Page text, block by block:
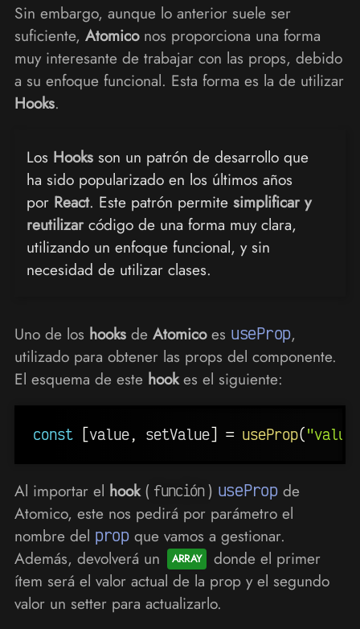
Sin embargo, aunque lo anterior suele ser
suficiente, Atomiconos proporciona una forma
muy interesante de trabajar con las props, debido
a su enfoque funcional. Esta forma es la de utilizar
Hooks.
Los Hooksson un patrón de desarrollo que
ha sido popularizado en los últimos años
por React. Este patrón permite simplificar y
reutilizarcódigo de una forma muy clara,
utilizando un enfoque funcional, y sin
necesidad de utilizar clases.
Uno de los hooksde Atomicoes useProp,
utilizado para obtener las props del componente.
El esquema de este hookes el siguiente:
const [value, setValue] = useProp(
Al importar el hook( función ) usePropde
Atomico, este nos pedirá por parámetro el
nombre del propque vamos a gestionar.
Además, devolverá un
donde el primer
ítem será el valor actual de la prop y el segundo
valor un setter para actualizarlo.